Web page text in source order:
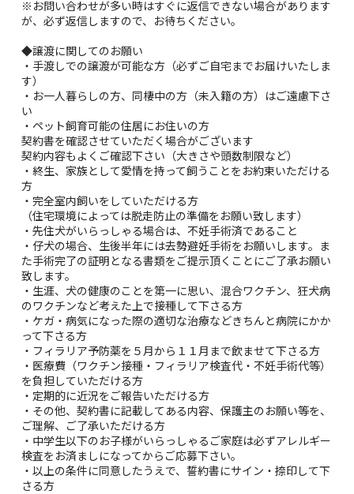
※お問い合わせが多い時はすぐに返信できない場合があります
が、必ず返信しますので、お待ちください。
◆譲渡に関してのお願い
・手渡しでの譲渡が可能な方（必ずご自宅までお届けいたしま
す）
・お一人暮らしの方、同棲中の方（未入籍の方）はご遠慮下さ
い
・ペット飼育可能の住居にお住いの方
契約書を確認させていただく場合がございます
契約内容もよくご確認下さい（大きさや頭数制限など）
・終生、家族として愛情を持って飼うことをお約束いただける
方
・完全室内飼いをしていただける方
（住宅環境によっては脱走防止の準備をお願い致します）
・先住犬がいらっしゃる場合は、不妊手術済であること
・仔犬の場合、生後半年には去勢避妊手術をお願いします。ま
た手術完了の証明となる書類をご提示頂くことにご了承お願い
致します。
・生涯、犬の健康のことを第一に思い、混合ワクチン、狂犬病
のワクチンなど考えた上で接種して下さる方
・ケガ・病気になった際の適切な治療などきちんと病院にかか
って下さる方
・フィラリア予防薬を５月から１１月まで飲ませて下さる方
・医療費（ワクチン接種・フィラリア検査代・不妊手術代等）
を負担していただける方
・定期的に近況をご報告いただける方
・その他、契約書に記載してある内容、保護主のお願い等を、
ご理解、ご了承いただける方
・中学生以下のお子様がいらっしゃるご家庭は必ずアレルギー
検査をお済ましになってからご応募下さい。
・以上の条件に同意したうえで、誓約書にサイン・捺印して下
さる方